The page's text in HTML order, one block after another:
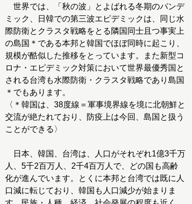
世界では、「秋の波」とよばれる冬期のパンデ
ミック、日韓での第三波エピデミックは、同じ水
際防衛とクラスタ戦略をとる隣国同士且つ事実上
の島国＊である本邦と韓国でほぼ同時に起こり、
規模が酷似した推移をとっています。また新型コ
ロナ・エピデミック対策において世界最優秀国と
される台湾も水際防衛・クラスタ戦略であり島国
＊でもあります。
〈＊韓国は、38度線＝軍事境界線を境に北朝鮮と
交流が絶たれており、防疫上は今回、島国と扱う
ことができる〉
日本、韓国、台湾は、人口がそれぞれ1億3千万
人、5千2百万人、2千4百万人で、どの国も高齢
化が進んでいます。とくに本邦と台湾では既に人
口減に転じており、韓国も人口減少が始まりま